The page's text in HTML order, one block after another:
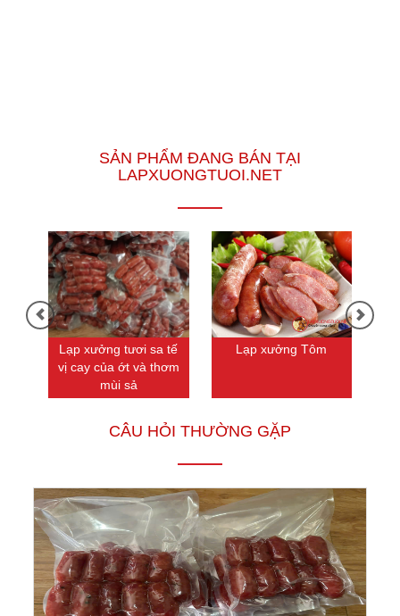
SẢN PHẨM ĐANG BÁN TẠI
LAPXUONGTUOI.NET
Lạp xưởng tươi sa tế
vị cay của ớt và thơm
mùi sả
Lạp xưởng Tôm
CÂU HỎI THƯỜNG GẶP